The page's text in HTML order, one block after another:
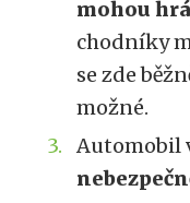
mohou
chodníky
se zde
možné.
Automobil